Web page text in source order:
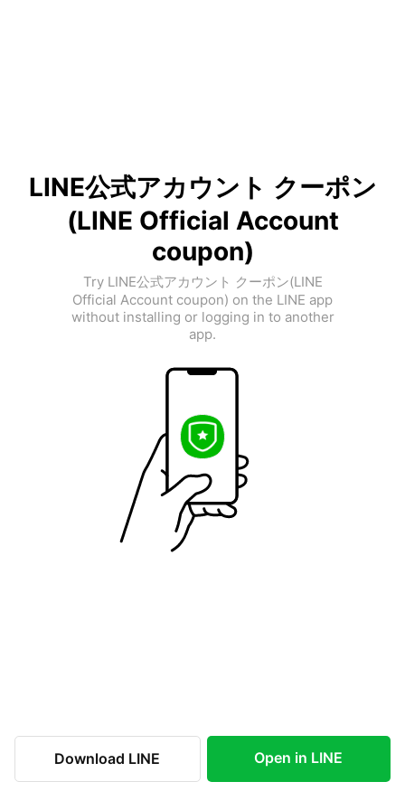
LINE公式アカウント クーポン
(LINE Official Account
coupon)
Try LINE公式アカウント クーポン(LINE
Official Account coupon) on the LINE app
without installing or logging in to another
app.
Download LINE Open in LINE